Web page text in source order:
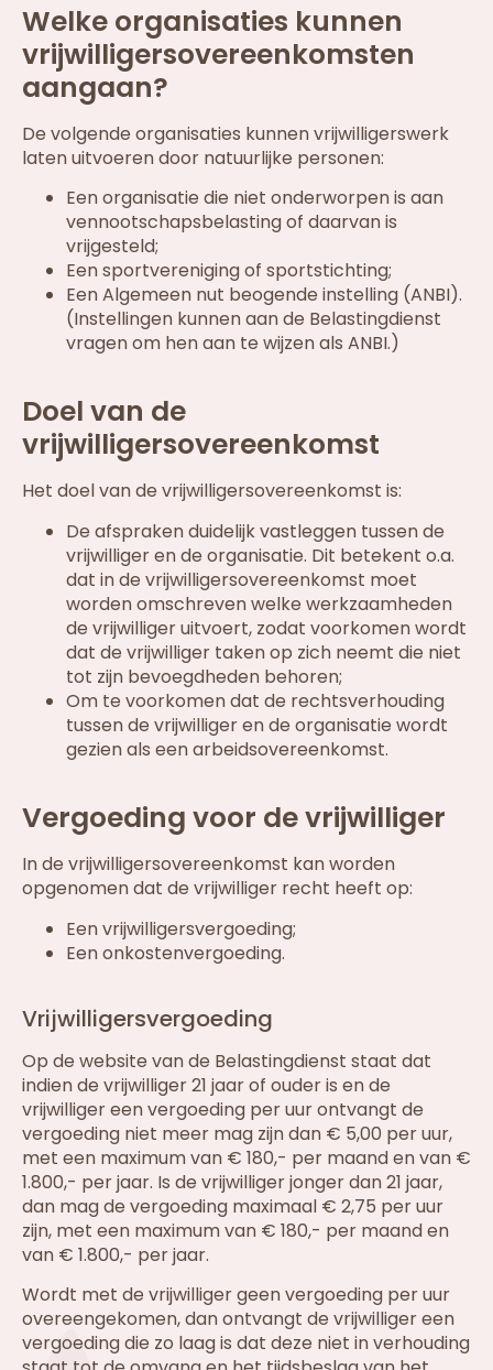
Welke organisaties kunnen
vrijwilligersovereenkomsten
aangaan?
De volgende organisaties kunnen vrijwilligerswerk
laten uitvoeren door natuurlijke personen:
Een organisatie die niet onderworpen is aan
vennootschapsbelasting of daarvan is
vrijgesteld;
Een sportvereniging of sportstichting;
Een Algemeen nut beogende instelling (ANBI).
(Instellingen kunnen aan de Belastingdienst
vragen om hen aan te wijzen als ANBI.)
Doel van de
vrijwilligersovereenkomst
Het doel van de vrijwilligersovereenkomst is:
De afspraken duidelijk vastleggen tussen de
vrijwilliger en de organisatie. Dit betekent o.a.
dat in de vrijwilligersovereenkomst moet
worden omschreven welke werkzaamheden
de vrijwilliger uitvoert, zodat voorkomen wordt
dat de vrijwilliger taken op zich neemt die niet
tot zijn bevoegdheden behoren;
Om te voorkomen dat de rechtsverhouding
tussen de vrijwilliger en de organisatie wordt
gezien als een arbeidsovereenkomst.
Vergoeding voor de vrijwilliger
In de vrijwilligersovereenkomst kan worden
opgenomen dat de vrijwilliger recht heeft op:
Een vrijwilligersvergoeding;
Een onkostenvergoeding.
Vrijwilligersvergoeding
Op de website van de Belastingdienst staat dat
indien de vrijwilliger 21 jaar of ouder is en de
vrijwilliger een vergoeding per uur ontvangt de
vergoeding niet meer mag zijn dan € 5,00 per uur,
met een maximum van € 180,- per maand en van €
1.800,- per jaar. Is de vrijwilliger jonger dan 21 jaar,
dan mag de vergoeding maximaal € 2,75 per uur
zijn, met een maximum van € 180,- per maand en
van € 1.800,- per jaar.
Wordt met de vrijwilliger geen vergoeding per uur
overeengekomen, dan ontvangt de vrijwilliger een
vergoeding die zo laag is dat deze niet in verhouding